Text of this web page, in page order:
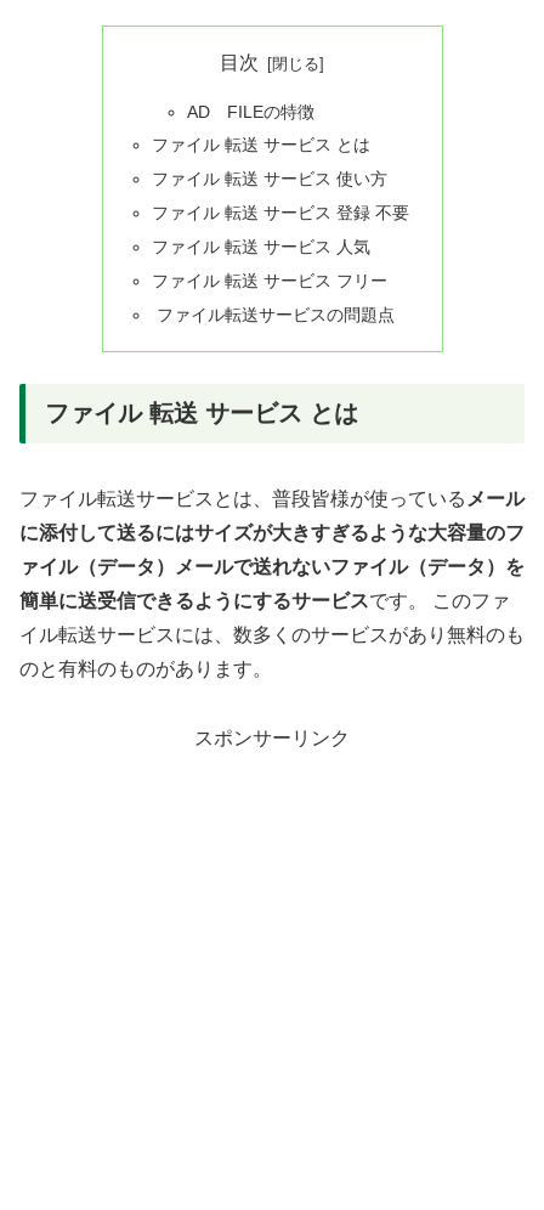
目次
AD FILEの特徴
ファイル 転送 サービス とは
ファイル 転送 サービス 使い方
ファイル 転送 サービス 登録 不要
ファイル 転送 サービス 人気
ファイル 転送 サービス フリー
ファイル転送サービスの問題点
ファイル 転送 サービス とは
ファイル転送サービスとは、普段皆様が使っている メール
に添付して送るにはサイズが大きすぎるような大容量のフ
ァイル（データ）メールで送れないファイル（データ）を
簡単に送受信できるようにするサービスです。 このファ
イル転送サービスには、数多くのサービスがあり無料のも
のと有料のものがあります。
スポンサーリンク